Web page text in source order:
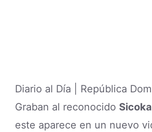
Diario al Día | República
Graban al reconocido
este aparece en un nuevo